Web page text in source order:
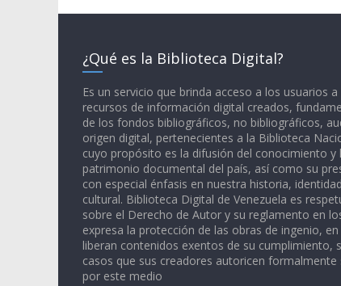
¿Qué es la Biblioteca Digital?
Es un servicio que brinda acceso a los usuarios
recursos de información digital creados,
de los fondos bibliográficos, no bibliográficos,
origen digital, pertenecientes a la Biblioteca
cuyo propósito es la difusión del conocimiento y
patrimonio documental del país, así como su
con especial énfasis en nuestra historia,
cultural. Biblioteca Digital de Venezuela es
sobre el Derecho de Autor y su reglamento en
expresa la protección de las obras de ingenio,
liberan contenidos exentos de su cumplimiento,
casos que sus creadores autoricen formalmente
por este medio